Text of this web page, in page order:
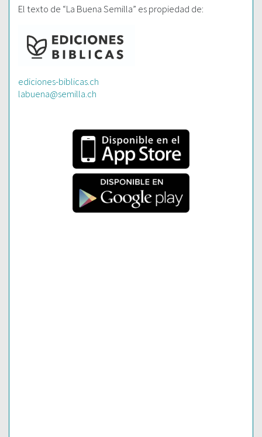
El texto de “La Buena Semilla” es propiedad de:
ediciones-biblicas.ch
labuena@semilla.ch